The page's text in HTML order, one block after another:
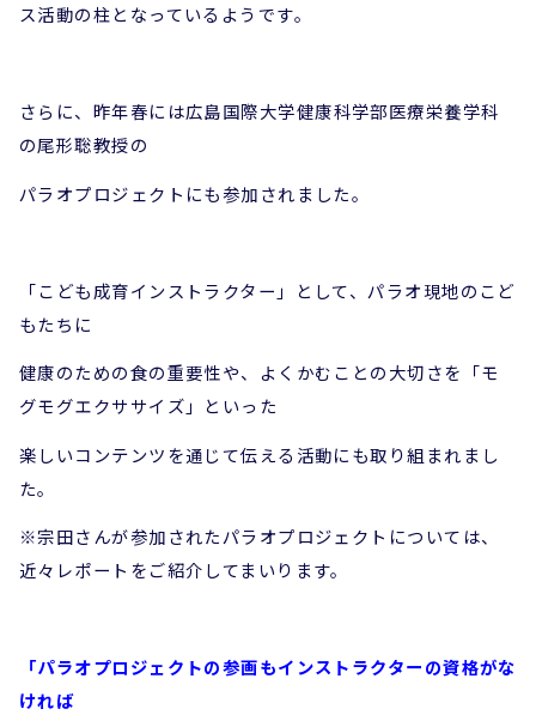
ス活動の柱となっているようです。
さらに、昨年春には広島国際大学健康科学部医療栄養学科
の尾形聡教授の
パラオプロジェクトにも参加されました。
「こども成育インストラクター」として、パラオ現地のこど
もたちに
健康のための食の重要性や、 よくかむことの大切さを「モ
グモグエクササイズ」といった
楽しいコンテンツを通じて伝える活動にも取り組まれまし
た。
※宗田さんが参加されたパラオプロジェクトについては、
近々レポートをご紹介してまいります。
「パラオプロジェクトの参画もインストラクターの資格がな
ければ